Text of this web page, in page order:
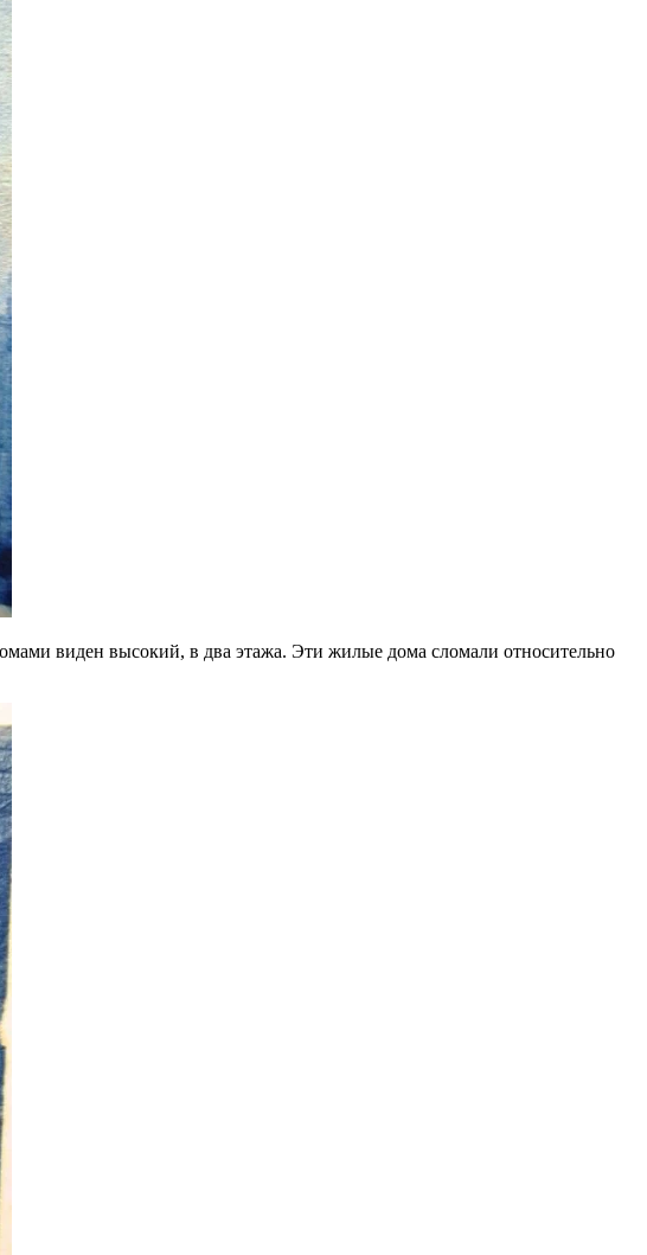
виден высокий, в два этажа. Эти жилые дома сломали относительно